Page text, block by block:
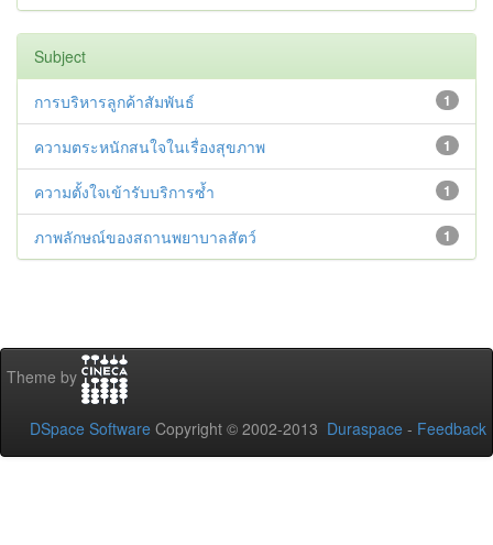
Subject
1
การบริหารลูกค้าสัมพันธ์
1
ความตระหนักสนใจในเรื่องสุขภาพ
1
ความตั้งใจเข้ารับบริการซ้ำ
1
ภาพลักษณ์ของสถานพยาบาลสัตว์
Theme by
DSpace Software Copyright © 2002-2013 Duraspace - Feedback